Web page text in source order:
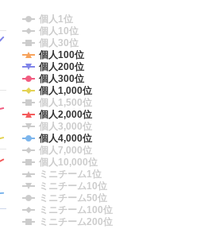
個人1位
個人10位
個人30位
個人100位
個人200位
個人300位
個人1,000位
個人1,500位
個人2,000位
個人3,000位
個人4,000位
個人7,000位
個人10,000位
ミニチーム1位
ミニチーム10位
ミニチーム50位
ミニチーム100位
ミニチーム200位